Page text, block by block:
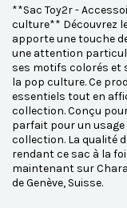
**Sac Toy2r -
culture** Découvrez
apporte une touche
une attention
ses motifs colorés et
la pop culture. Ce
essentiels tout en
collection. Conçu
parfait pour un
collection. La qualité
rendant ce sac à la
maintenant sur
de Genève, Suisse.